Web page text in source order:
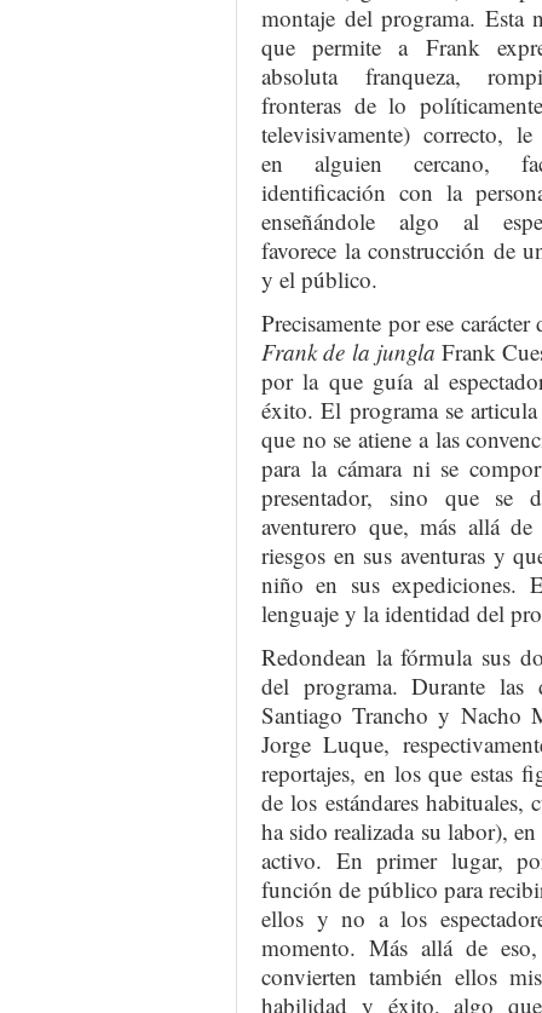
montaje del programa. Esta
que permite a Frank
absoluta franqueza,
fronteras de lo
televisivamente) correcto, le
en alguien cercano,
identificación con la
enseñándole algo al
favorece la construcción de
y el público.
Precisamente por ese
Frank de la jungla Frank
por la que guía al
éxito. El programa se
que no se atiene a las
para la cámara ni se
presentador, sino que se
aventurero que, más allá
riesgos en sus aventuras y
niño en sus expediciones.
lenguaje y la identidad del
Redondean la fórmula sus
del programa. Durante las
Santiago Trancho y Nacho
Jorge Luque,
reportajes, en los que estas
de los estándares habituales,
ha sido realizada su labor), en
activo. En primer lugar,
función de público para
ellos y no a los
momento. Más allá de
convierten también ellos
habilidad y éxito, algo